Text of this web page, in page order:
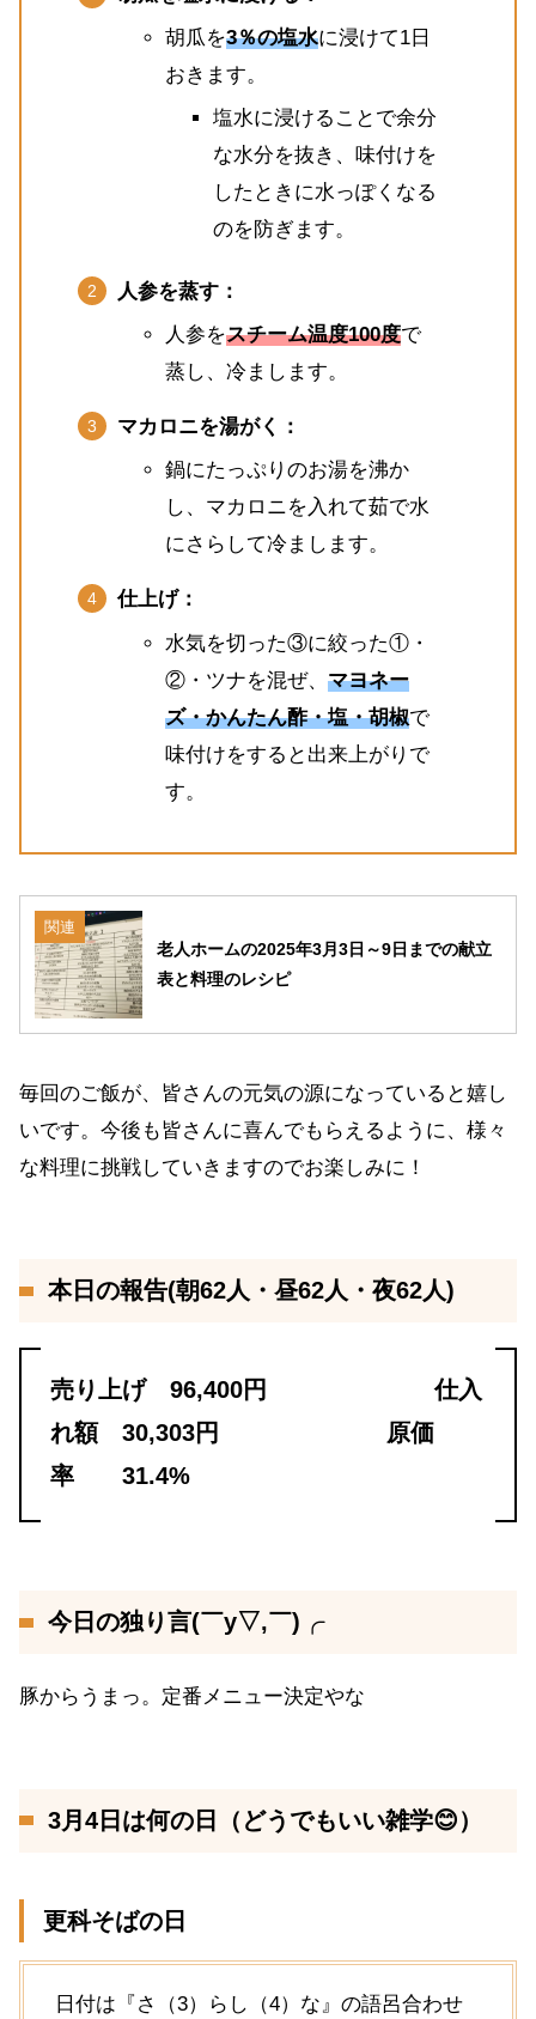
胡瓜を3％の塩水に浸けて1日
おきます。
塩水に浸けることで余分
な水分を抜き、味付けを
したときに水っぽくなる
のを防ぎます。
人参を蒸す：
人参をスチーム温度100度で
蒸し、冷まします。
マカロニを湯がく：
鍋にたっぷりのお湯を沸か
し、マカロニを入れて茹で水
にさらして冷まします。
仕上げ：
水気を切った③に絞った①・
②・ツナを混ぜ、 マヨネー
ズ・かんたん酢・塩・胡椒で
味付けをすると出来上がりで
す。
関連
老人ホームの2025年3月3日～9日までの献立
表と料理のレシピ
毎回のご飯が、皆さんの元気の源になっていると嬉し
いです。今後も皆さんに喜んでもらえるように、様々
な料理に挑戦していきますのでお楽しみに！
本日の報告(朝62人・昼62人・夜62人)
売り上げ 96,400円 仕入
れ額 30,303円 原価
率 31.4%
今日の独り言(￣y▽,￣)╭
豚からうまっ。定番メニュー決定やな
3月4日は何の日（どうでもいい雑学😊）
更科そばの日
日付は『さ（3）らし（4）な』の語呂合わせ